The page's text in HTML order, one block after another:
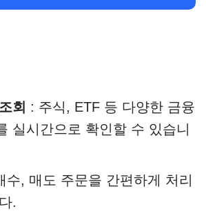
회 : 주식, ETF 등 다양한 금융
실시간으로 확인할 수 있습니
수, 매도 주문을 간편하게 처리
.